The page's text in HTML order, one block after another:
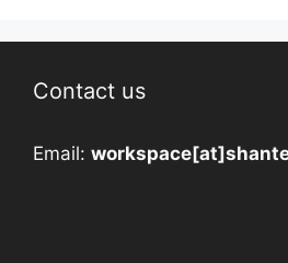
Contact us
Email: